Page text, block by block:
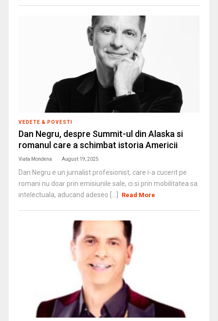
VEDETE & POVESTI
Dan Negru, despre Summit-ul din Alaska si
romanul care a schimbat istoria Americii
Viata Mondena August 19, 2025
Dan Negru e un jurnalist profesionist, care i-a cucerit pe
romani nu doar prin emisiunile sale, ci si prin mobilitatea sa
intelectuala, aducand adeseo [...]
Read More